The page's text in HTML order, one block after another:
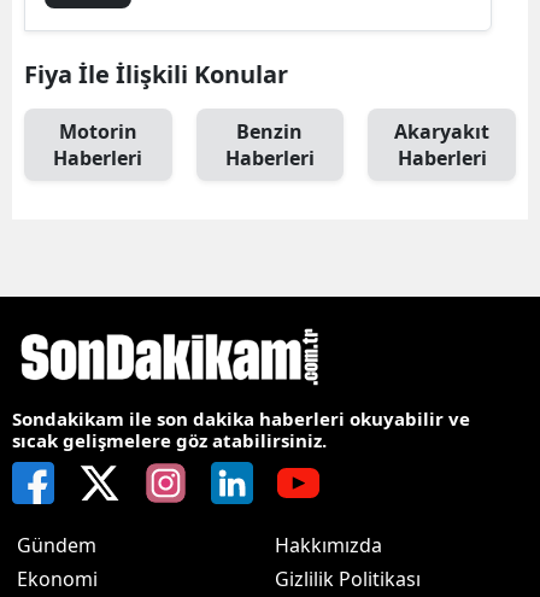
Fiya İle İlişkili Konular
Motorin
Haberleri
Benzin
Haberleri
Akaryakıt
Haberleri
Sondakikam ile son dakika haberleri okuyabilir ve
sıcak gelişmelere göz atabilirsiniz.
Gündem
Ekonomi
Hakkımızda
Gizlilik Politikası